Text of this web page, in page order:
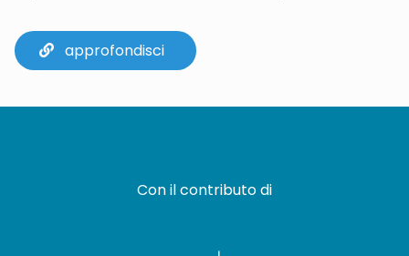
approfondisci
Con il contributo di